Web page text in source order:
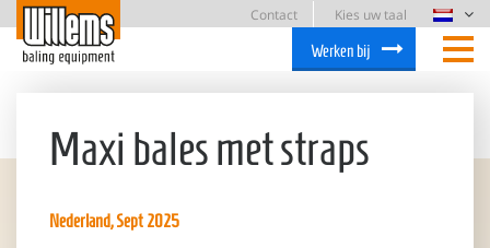
Contact
Kies uw taal
Werken bij
Maxi bales met straps
Nederland, Sept 2025